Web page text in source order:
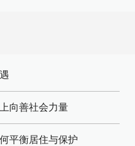
向善社会力量
平衡居住与保护